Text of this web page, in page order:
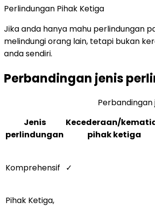
Perlindungan Pihak Ketiga
Jika anda hanya mahu perlindungan
melindungi orang lain, tetapi bukan
anda sendiri.
Perbandingan jenis
Perbandingan
Jenis
perlindungan
Kecederaan/
pihak ketiga
Komprehensif ✓
Pihak Ketiga,